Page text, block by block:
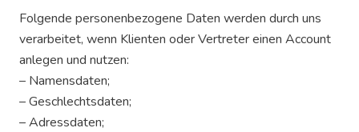
Folgende personenbezogene Daten werden durch uns
verarbeitet, wenn Klienten oder Vertreter einen Account
anlegen und nutzen:
– Namensdaten;
– Geschlechtsdaten;
– Adressdaten;